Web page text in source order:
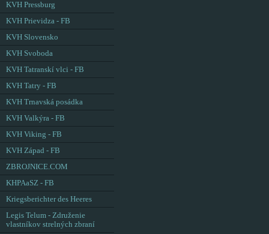
KVH Pressburg
KVH Prievidza - FB
KVH Slovensko
KVH Svoboda
KVH Tatranskí vlci - FB
KVH Tatry - FB
KVH Trnavská posádka
KVH Valkýra - FB
KVH Viking - FB
KVH Západ - FB
ZBROJNICE.COM
KHPAaSZ - FB
Kriegsberichter des Heeres
Legis Telum - Združenie
vlastníkov strelných zbraní